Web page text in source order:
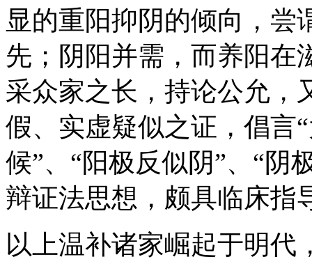
显的重阳抑阴的倾向，尝
先；阴阳并需，而养阳在
采众家之长，持论公允，
假、实虚疑似之证，倡言
候”、“阳极反似阴”、“阴
辩证法思想，颇具临床指
以上温补诸家崛起于明代